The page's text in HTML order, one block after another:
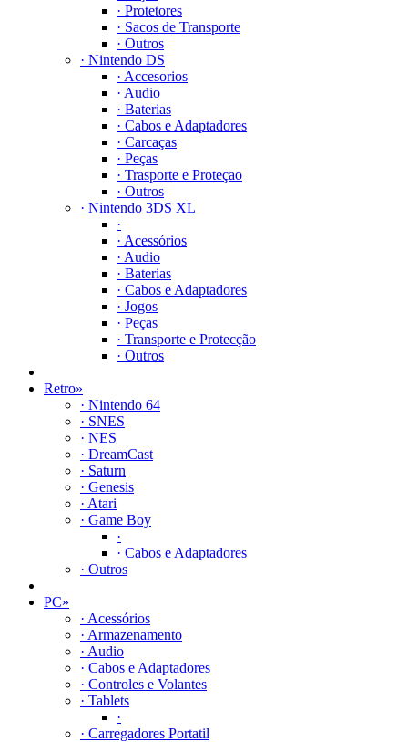
· Protetores
· Sacos de Transporte
· Outros
· Nintendo DS
· Accesorios
· Audio
· Baterias
· Cabos e Adaptadores
· Carcaças
· Peças
· Trasporte e Proteçao
· Outros
· Nintendo 3DS XL
·
· Acessórios
· Audio
· Baterias
· Cabos e Adaptadores
· Jogos
· Peças
· Transporte e Protecção
· Outros
Retro»
· Nintendo 64
· SNES
· NES
· DreamCast
· Saturn
· Genesis
· Atari
· Game Boy
·
· Cabos e Adaptadores
· Outros
PC»
· Acessórios
· Armazenamento
· Audio
· Cabos e Adaptadores
· Controles e Volantes
· Tablets
·
· Carregadores Portatil